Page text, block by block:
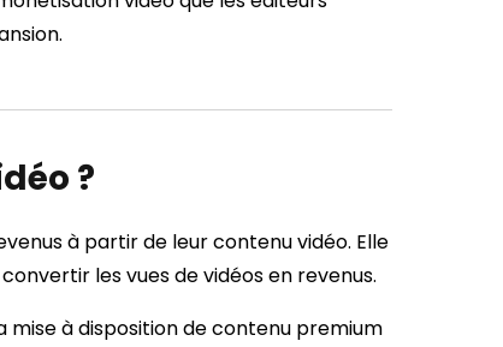
?
à partir de leur contenu vidéo. Elle
les vues de vidéos en revenus.
à disposition de contenu premium